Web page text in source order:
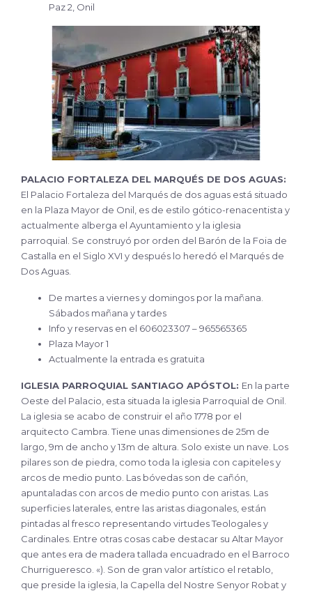
Paz 2, Onil
PALACIO FORTALEZA DEL MARQUÉS DE DOS AGUAS:
El Palacio Fortaleza del Marqués de dos aguas está situado
en la Plaza Mayor de Onil, es de estilo gótico-renacentista y
actualmente alberga el Ayuntamiento y la iglesia
parroquial. Se construyó por orden del Barón de la Foia de
Castalla en el Siglo XVI y después lo heredó el Marqués de
Dos Aguas.
De martes a viernes y domingos por la mañana.
Sábados mañana y tardes
Info y reservas en el 606023307 – 965565365
Plaza Mayor 1
Actualmente la entrada es gratuita
IGLESIA PARROQUIAL SANTIAGO APÓSTOL: En la parte
Oeste del Palacio, esta situada la iglesia Parroquial de Onil.
La iglesia se acabo de construir el año 1778 por el
arquitecto Cambra. Tiene unas dimensiones de 25m de
largo, 9m de ancho y 13m de altura. Solo existe un nave. Los
pilares son de piedra, como toda la iglesia con capiteles y
arcos de medio punto. Las bóvedas son de cañón,
apuntaladas con arcos de medio punto con aristas. Las
superficies laterales, entre las aristas diagonales, están
pintadas al fresco representando virtudes Teologales y
Cardinales. Entre otras cosas cabe destacar su Altar Mayor
que antes era de madera tallada encuadrado en el Barroco
Churrigueresco. «). Son de gran valor artístico el retablo,
que preside la iglesia, la Capella del Nostre Senyor Robat y